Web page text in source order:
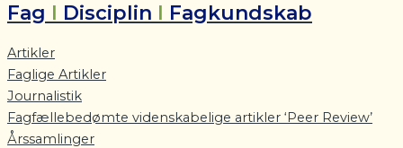
Fag I Disciplin I Fagkundskab
Artikler
Faglige Artikler
Journalistik
Fagfællebedømte videnskabelige artikler ‘Peer Review’
Årssamlinger